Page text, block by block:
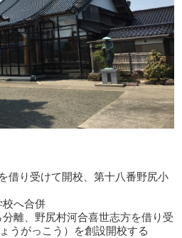
借り受けて開校、第十八番野尻小
校へ合併
離、野尻村河合喜世志方を借り受
うがっこう）を創設開校する